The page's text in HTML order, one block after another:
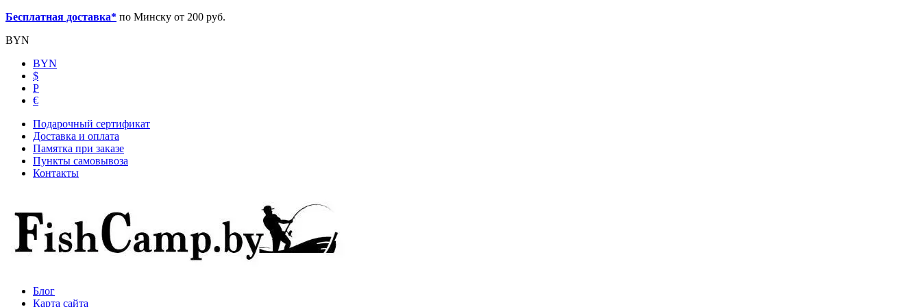
Бесплатная доставка* по Минску от 200 руб.
BYN
BYN
$
Р
€
Подарочный сертификат
Доставка и оплата
Памятка при заказе
Пункты самовывоза
Контакты
Блог
Карта сайта